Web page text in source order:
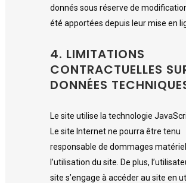
donnés sous réserve de
été apportées depuis leur mise en
4. LIMITATIONS
CONTRACTUELLES
DONNÉES
Le site utilise la technologie
Le site Internet ne pourra être tenu
responsable de dommages
l’utilisation du site. De plus,
site s’engage à accéder au site en